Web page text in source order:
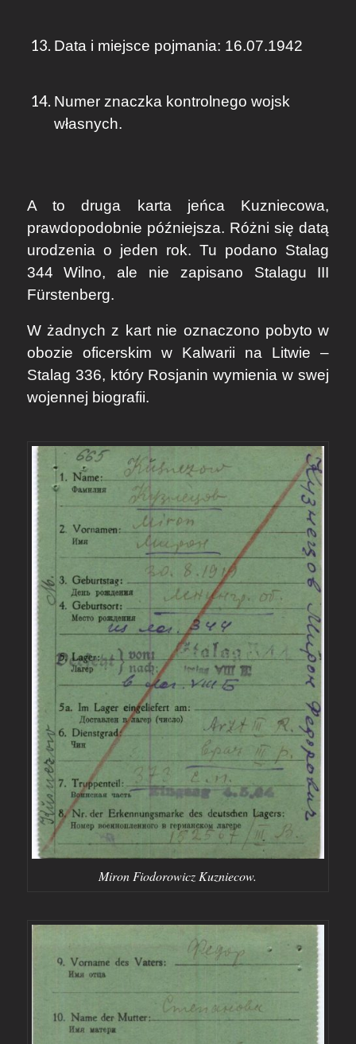
Data i miejsce pojmania: 16.07.1942
Numer znaczka kontrolnego wojsk
własnych.
A to druga karta jeńca Kuzniecowa,
prawdopodobnie późniejsza. Różni się datą
urodzenia o jeden rok. Tu podano Stalag
344 Wilno, ale nie zapisano Stalagu III
Fürstenberg.
W żadnych z kart nie oznaczono pobyto w
obozie oficerskim w Kalwarii na Litwie –
Stalag 336, który Rosjanin wymienia w swej
wojennej biografii.
Miron Fiodorowicz Kuzniecow.